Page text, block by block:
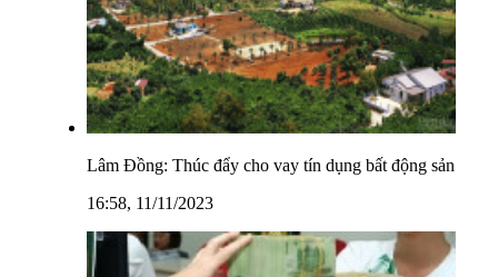
Lâm Đồng: Thúc đẩy cho vay tín dụng bất động sản
16:58, 11/11/2023